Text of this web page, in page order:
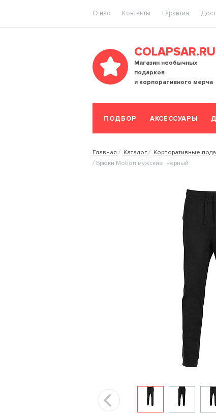
O нас Контакты Гарантия
COLAPSAR.RU
Магазин необычных
подарков
и корпоративного мерча
ПОДБОР АКСЕССУАРЫ
Главная Каталог Корпоративные
Брюки Motion мужские, черный